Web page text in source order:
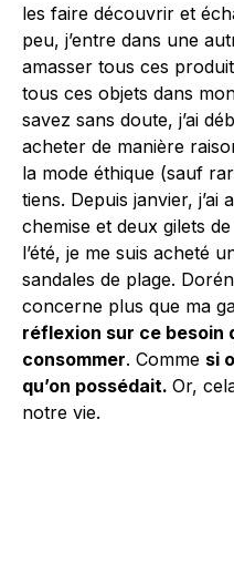
les faire découvrir et
peu, j’entre dans une
amasser tous ces
tous ces objets dans
savez sans doute, j’ai
acheter de manière
la mode éthique (sauf
tiens. Depuis janvier,
chemise et deux gilets
l’été, je me suis acheté
sandales de plage.
concerne plus que ma
réflexion sur ce besoin
consommer. Comme si
qu’on possédait. Or,
notre vie.